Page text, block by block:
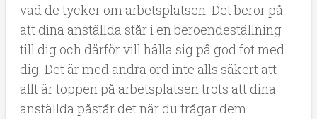
vad de tycker om arbetsplatsen. Det beror på
att dina anställda står i en beroendeställning
till dig och därför vill hålla sig på god fot med
dig. Det är med andra ord inte alls säkert att
allt är toppen på arbetsplatsen trots att dina
anställda påstår det när du frågar dem.